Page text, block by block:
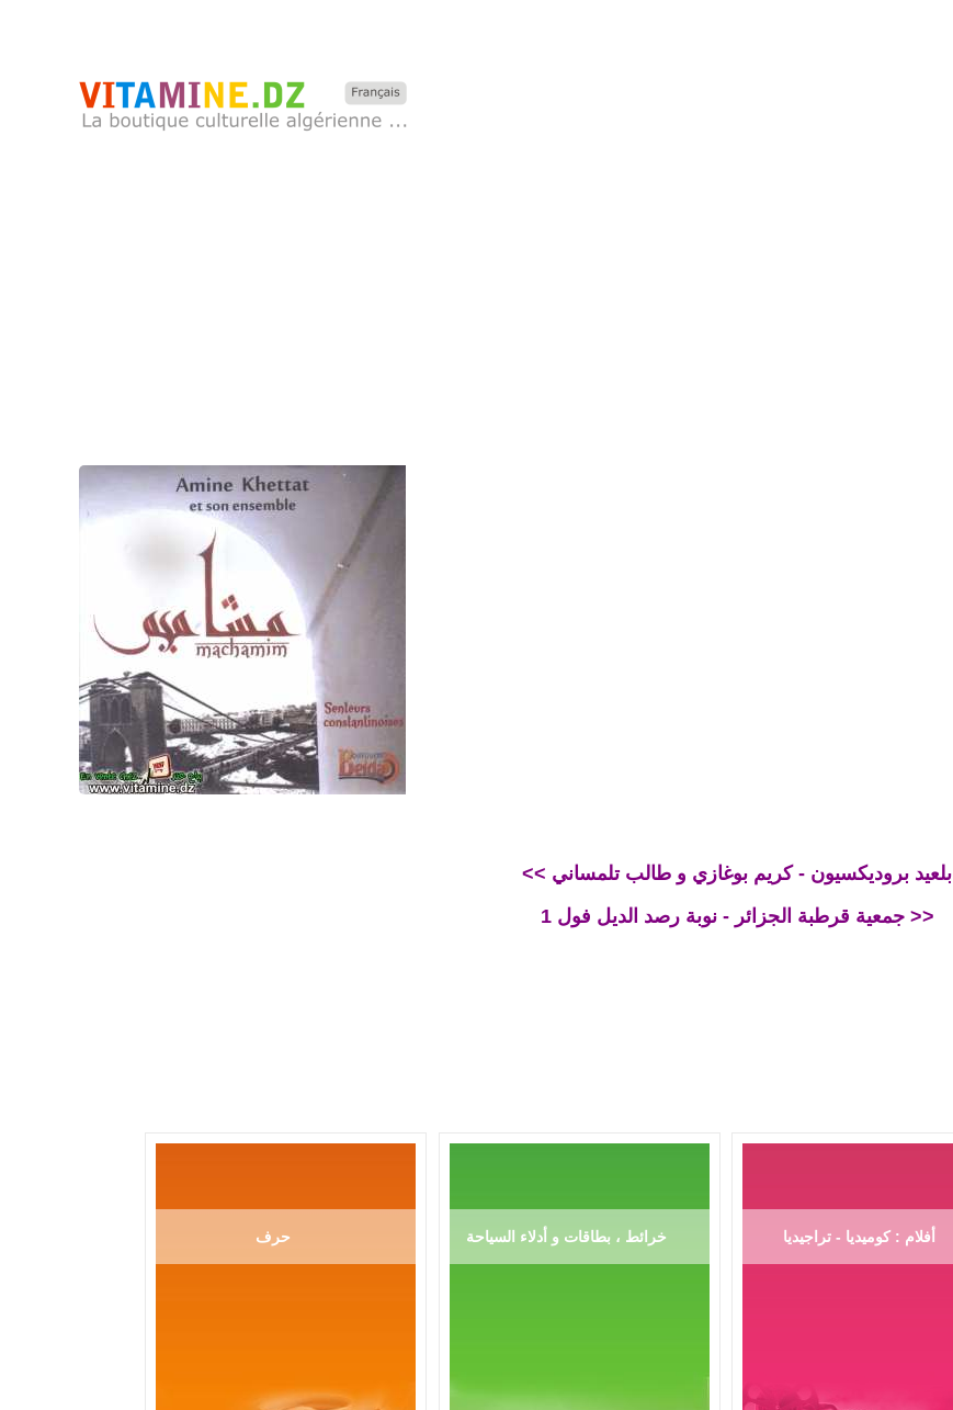
<< بلعيد بروديكسيون - كريم بوغازي و طالب تلمساني
جمعية قرطبة الجزائر - نوبة رصد الديل فول 1 >>
حرف خرائط ، بطاقات و أدلاء السياحة أفلام : كوميديا - تراجيديا